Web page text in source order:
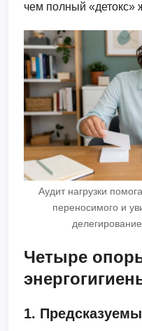
чем полный «детокс»
Аудит нагрузки
переносимого и
Четыре
1.